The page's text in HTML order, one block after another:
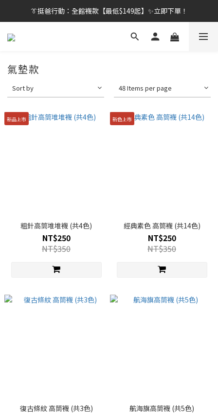
👔挺爸行動：全館襪款【最低$149起】✨立即下單！
👔挺爸行動：全館襪款【最低$149起】✨立即下單！
👔挺爸滿額贈：滿$1888就送💎品牌壓縮旅行袋！
👔挺爸行動：全館襪款【最低$149起】✨立即下單！
氣墊款
Sort by 48 Items per page
新品上市
粗針高筒堆堆襪 (共4色)
NT$250
NT$350
新色上市
經典素色 高筒襪 (共14色)
NT$250
NT$350
復古條紋 高筒襪 (共3色) 航海旗高筒襪 (共5色)